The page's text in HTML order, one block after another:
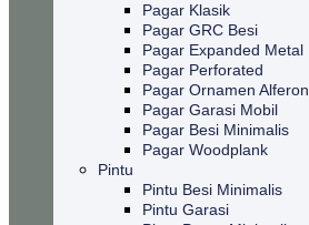
Pagar Klasik
Pagar GRC Besi
Pagar Expanded Metal
Pagar Perforated
Pagar Ornamen Alferon
Pagar Garasi Mobil
Pagar Besi Minimalis
Pagar Woodplank
Pintu
Pintu Besi Minimalis
Pintu Garasi